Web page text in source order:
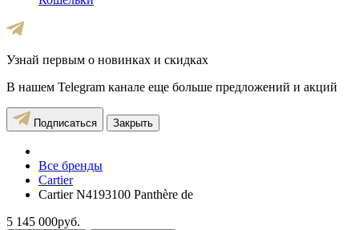
Узнай первым о новинках и скидках
В нашем Telegram канале еще больше предложений и акций
Подписаться Закрыть
Все бренды
Cartier
Cartier N4193100 Panthère de
5 145 000руб.